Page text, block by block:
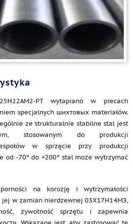
PT wytapiano w piecach
specjalnych шихтовых materiałów.
ze strukturalnie stabilne stal jest
stosowanym do produkcji
w sprzęcie przy produkcji
od -70° do +200° stal może wytrzymać
na korozję i wytrzymałości
jej w zamian nierdzewnej 03Х17Н14МЗ,
żywotność sprzętu i zapewnia